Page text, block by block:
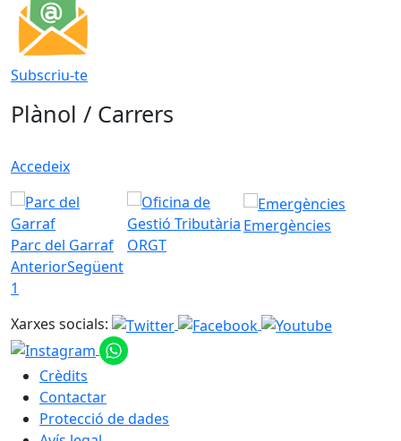
Subscriu-te
Plànol / Carrers
Accedeix
Parc del Garraf ORGT
Emergències
AnteriorSegüent
1
Xarxes socials:
Crèdits
Contactar
Protecció de dades